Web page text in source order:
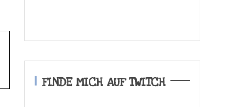
FINDE MICH AUF TWITCH